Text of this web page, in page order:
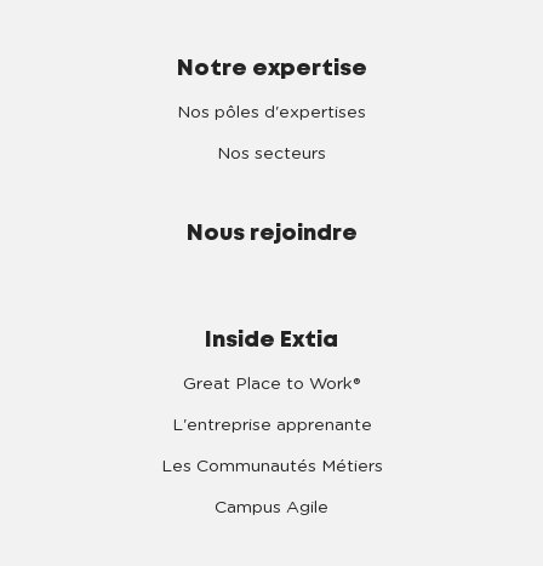
Notre expertise
Nos pôles d'expertises
Nos secteurs
Nous rejoindre
Inside Extia
Great Place to Work®
L'entreprise apprenante
Les Communautés Métiers
Campus Agile